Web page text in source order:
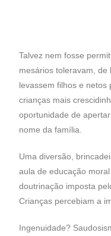
Talvez nem fosse
mesários toleravam,
levassem filhos e netos
crianças mais
oportunidade de
nome da família.
Uma diversão,
aula de educação
doutrinação imposta
Crianças percebiam a
Ingenuidade?